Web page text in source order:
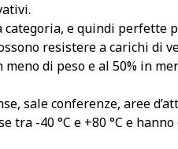
e quindi perfette
resistere a carichi di
di peso e al 50% in
sale conferenze, aree
-40 °C e +80 °C e